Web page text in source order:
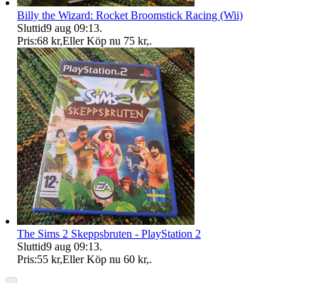
Billy the Wizard: Rocket Broomstick Racing (Wii)
Sluttid9 aug 09:13.
Pris:68 kr,Eller Köp nu 75 kr,.
The Sims 2 Skeppsbruten - PlayStation 2
Sluttid9 aug 09:13.
Pris:55 kr,Eller Köp nu 60 kr,.